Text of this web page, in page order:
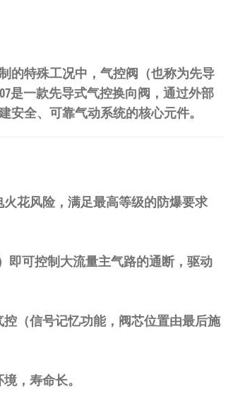
的特殊工况中，气控阀（也称为先导
是一款先导式气控换向阀，通过外部
全、可靠气动系统的核心元件。
花风险，满足最高等级的防爆要求
即可控制大流量主气路的通断，驱动
控 （信号记忆功能，阀芯位置由最后施
，寿命长。